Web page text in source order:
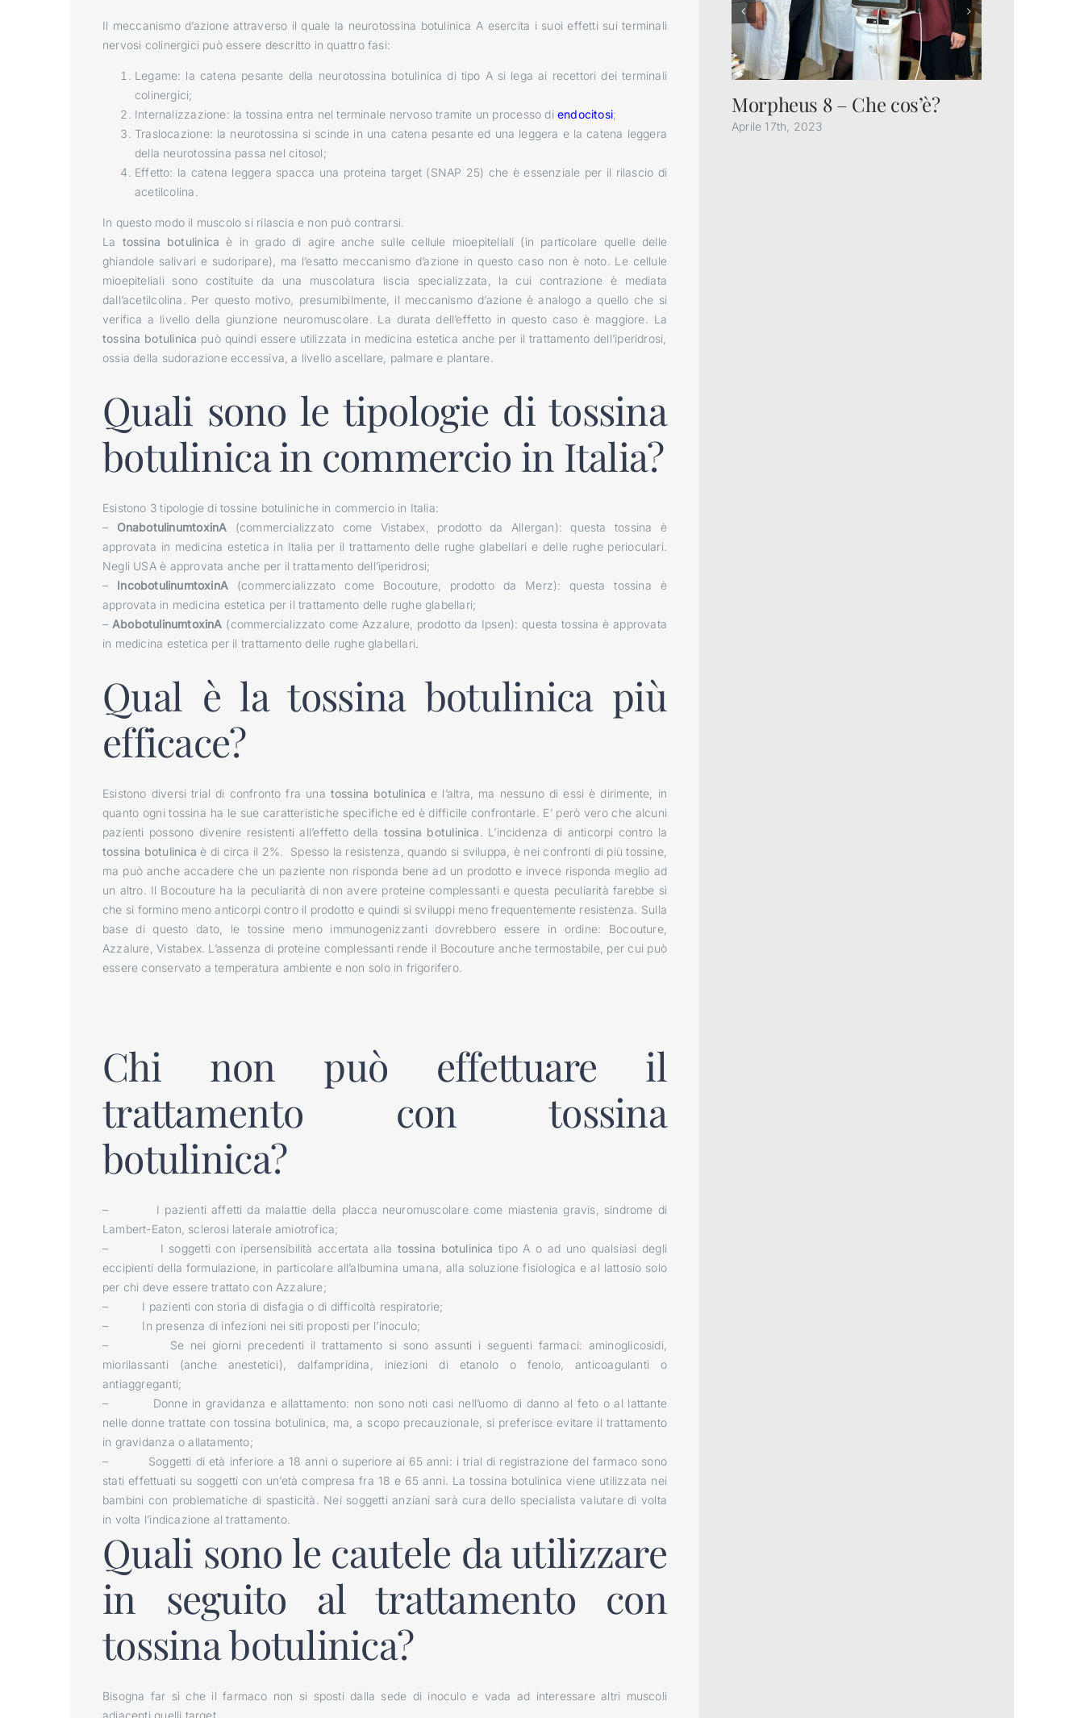
Il meccanismo d’azione attraverso il quale la neurotossina botulinica A esercita i suoi effetti sui terminali
nervosi colinergici può essere descritto in quattro fasi:
Legame: la catena pesante della neurotossina botulinica di tipo A si lega ai recettori dei terminali
colinergici;
Internalizzazione: la tossina entra nel terminale nervoso tramite un processo diendocitosi;
Traslocazione: la neurotossina si scinde in una catena pesante ed una leggera e la catena leggera
della neurotossina passa nel citosol;
Effetto: la catena leggera spacca una proteina target (SNAP 25) che è essenziale per il rilascio di
acetilcolina.
In questo modo il muscolo si rilascia e non può contrarsi.
La tossina botulinica è in grado di agire anche sulle cellule mioepiteliali (in particolare quelle delle
ghiandole salivari e sudoripare), ma l’esatto meccanismo d’azione in questo caso non è noto. Le cellule
mioepiteliali sono costituite da una muscolatura liscia specializzata, la cui contrazione è mediata
dall’acetilcolina. Per questo motivo, presumibilmente, il meccanismo d’azione è analogo a quello che si
verifica a livello della giunzione neuromuscolare. La durata dell’effetto in questo caso è maggiore. La
tossina botulinica può quindi essere utilizzata in medicina estetica anche per il trattamento dell’iperidrosi,
ossia della sudorazione eccessiva, a livello ascellare, palmare e plantare.
Quali sono le tipologie di tossina
botulinica in commercio in Italia?
Esistono 3 tipologie di tossine botuliniche in commercio in Italia:
– OnabotulinumtoxinA (commercializzato come Vistabex, prodotto da Allergan): questa tossina è
approvata in medicina estetica in Italia per il trattamento delle rughe glabellari e delle rughe perioculari.
Negli USA è approvata anche per il trattamento dell’iperidrosi;
– IncobotulinumtoxinA (commercializzato come Bocouture, prodotto da Merz): questa tossina è
approvata in medicina estetica per il trattamento delle rughe glabellari;
– AbobotulinumtoxinA (commercializzato come Azzalure, prodotto da Ipsen): questa tossina è approvata
in medicina estetica per il trattamento delle rughe glabellari.
Qual è la tossina botulinica più
efficace?
Esistono diversi trial di confronto fra una tossina botulinica e l’altra, ma nessuno di essi è dirimente, in
quanto ogni tossina ha le sue caratteristiche specifiche ed è difficile confrontarle. E’ però vero che alcuni
pazienti possono divenire resistenti all’effetto della tossina botulinica . L’incidenza di anticorpi contro la
tossina botulinica è di circa il 2%. Spesso la resistenza, quando si sviluppa, è nei confronti di più tossine,
ma può anche accadere che un paziente non risponda bene ad un prodotto e invece risponda meglio ad
un altro. Il Bocouture ha la peculiarità di non avere proteine complessanti e questa peculiarità farebbe sì
che si formino meno anticorpi contro il prodotto e quindi si sviluppi meno frequentemente resistenza. Sulla
base di questo dato, le tossine meno immunogenizzanti dovrebbero essere in ordine: Bocouture,
Azzalure, Vistabex. L’assenza di proteine complessanti rende il Bocouture anche termostabile, per cui può
essere conservato a temperatura ambiente e non solo in frigorifero.
Chi non può effettuare il
trattamento con tossina
botulinica?
– I pazienti affetti da malattie della placca neuromuscolare come miastenia gravis, sindrome di
Lambert-Eaton, sclerosi laterale amiotrofica;
– I soggetti con ipersensibilità accertata alla tossina botulinica tipo A o ad uno qualsiasi degli
eccipienti della formulazione, in particolare all’albumina umana, alla soluzione fisiologica e al lattosio solo
per chi deve essere trattato con Azzalure;
– I pazienti con storia di disfagia o di difficoltà respiratorie;
– In presenza di infezioni nei siti proposti per l’inoculo;
– Se nei giorni precedenti il trattamento si sono assunti i seguenti farmaci: aminoglicosidi,
miorilassanti (anche anestetici), dalfampridina, iniezioni di etanolo o fenolo, anticoagulanti o
antiaggreganti;
– Donne in gravidanza e allattamento: non sono noti casi nell’uomo di danno al feto o al lattante
nelle donne trattate con tossina botulinica, ma, a scopo precauzionale, si preferisce evitare il trattamento
in gravidanza o allatamento;
– Soggetti di età inferiore a 18 anni o superiore ai 65 anni: i trial di registrazione del farmaco sono
stati effettuati su soggetti con un’età compresa fra 18 e 65 anni. La tossina botulinica viene utilizzata nei
bambini con problematiche di spasticità. Nei soggetti anziani sarà cura dello specialista valutare di volta
in volta l’indicazione al trattamento.
Quali sono le cautele da utilizzare
in seguito al trattamento con
tossina botulinica?
Bisogna far sì che il farmaco non si sposti dalla sede di inoculo e vada ad interessare altri muscoli
adiacenti quelli target.
Morpheus 8 – Che cos’è?
Aprile 17th, 2023